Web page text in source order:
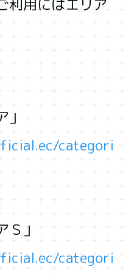
利用にはエリア
categori
」
categori